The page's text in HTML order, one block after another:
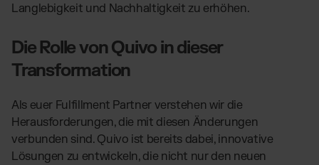
Langlebigkeit und Nachhaltigkeit zu erhöhen.
Die Rolle von Quivo in dieser
Transformation
Als euer Fulfillment Partner verstehen wir die
Herausforderungen, die mit diesen Änderungen
verbunden sind. Quivo ist bereits dabei, innovative
Lösungen zu entwickeln, die nicht nur den neuen